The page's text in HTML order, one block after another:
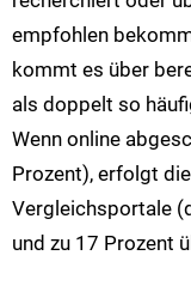
empfohlen
kommt es über
als doppelt so
Wenn online
Prozent), erfolgt
Vergleichsportale
und zu 17 Prozent